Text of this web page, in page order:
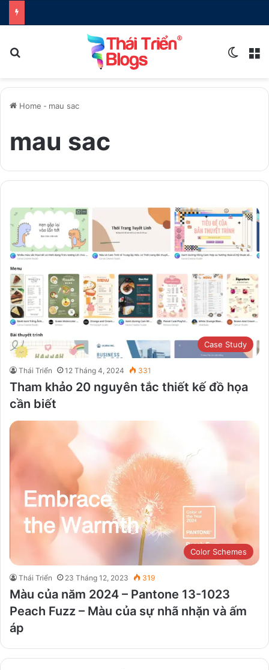
Home - mau sac
mau sac
Case Study
Thái Triển 12 Tháng 4, 2024 331
Tham khảo 20 nguyên tắc thiết kế đồ họa
cần biết
Color Schemes
Thái Triển 23 Tháng 12, 2023 319
Màu của năm 2024 – Pantone 13-1023
Peach Fuzz – Màu của sự nhã nhặn và ấm
áp